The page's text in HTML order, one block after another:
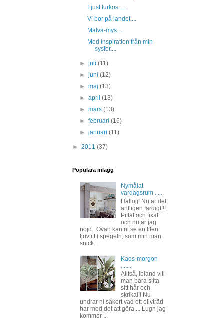
Ljust turkos.....
Vi bor på landet....
Malva-mys....
Med inspiration från min
syster....
►juli(11)
►juni(12)
►maj(13)
►april(13)
►mars(13)
►februari(16)
►januari(11)
► 2011 (37)
Populära inlägg
Nymålat
vardagsrum .....
Hallojj! Nu är det
äntligen färdigt!!!
Piffat och fixat
och nu är jag
nöjd. Ovan kan ni se en liten
tjuvtitt i spegeln, som min man
snick...
Kaos-morgon
Alltså, ibland vill
man bara slita
sitt hår och
skrika!!! Nu
undrar ni säkert vad ett olivträd
har med det att göra.... Lugn jag
kommer ...